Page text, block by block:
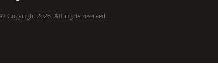
© Copyright 2026. All rights reserved.